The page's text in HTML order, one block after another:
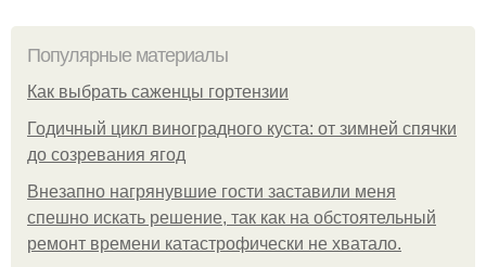
Популярные материалы
Как выбрать саженцы гортензии
Годичный цикл виноградного куста: от зимней спячки
до созревания ягод
Внезапно нагрянувшие гости заставили меня
спешно искать решение, так как на обстоятельный
ремонт времени катастрофически не хватало.